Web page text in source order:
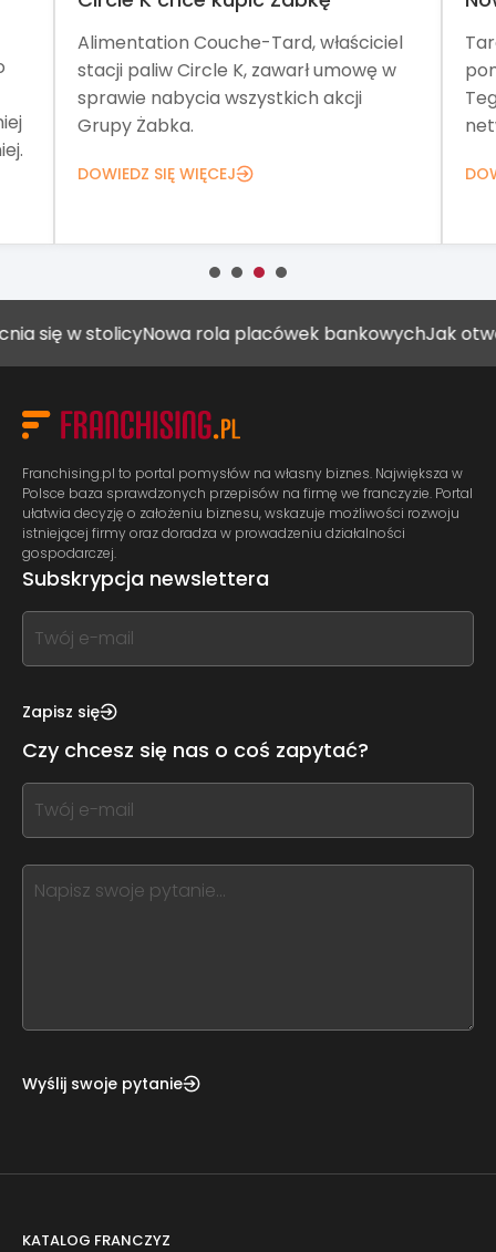
Alimentation Couche-Tard, właściciel
stacji paliw Circle K, zawarł umowę w
sprawie nabycia wszystkich akcji
Grupy Żabka.
DOWIEDZ SIĘ WIĘCEJ
w stolicyNowa rola placówek bankowychJak otworzyć
Franchising.pl to portal pomysłów na własny biznes. Największa w
Polsce baza sprawdzonych przepisów na firmę we franczyzie. Portal
ułatwia decyzję o założeniu biznesu, wskazuje możliwości rozwoju
istniejącej firmy oraz doradza w prowadzeniu działalności
gospodarczej.
Subskrypcja newslettera
If
you
this,
this
form
field
blank
Zapisz się
Czy chcesz się nas o coś zapytać?
If
you
this,
leave
Wyślij swoje pytanie
KATALOG FRANCZYZ